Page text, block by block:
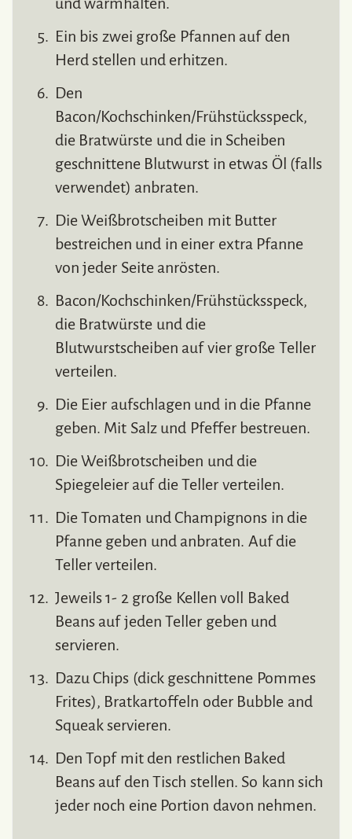
Ein bis zwei große Pfannen auf den
Herd stellen und erhitzen.
Den
Bacon/Kochschinken/Frühstücksspeck,
die Bratwürste und die in Scheiben
geschnittene Blutwurst in etwas Öl (falls
verwendet) anbraten.
Die Weißbrotscheiben mit Butter
bestreichen und in einer extra Pfanne
von jeder Seite anrösten.
Bacon/Kochschinken/Frühstücksspeck,
die Bratwürste und die
Blutwurstscheiben auf vier große Teller
verteilen.
Die Eier aufschlagen und in die Pfanne
geben. Mit Salz und Pfeffer bestreuen.
Die Weißbrotscheiben und die
Spiegeleier auf die Teller verteilen.
Die Tomaten und Champignons in die
Pfanne geben und anbraten. Auf die
Teller verteilen.
Jeweils 1- 2 große Kellen voll Baked
Beans auf jeden Teller geben und
servieren.
Dazu Chips (dick geschnittene Pommes
Frites), Bratkartoffeln oder Bubble and
Squeak servieren.
Den Topf mit den restlichen Baked
Beans auf den Tisch stellen. So kann sich
jeder noch eine Portion davon nehmen.